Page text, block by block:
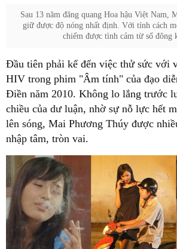
Sau 13 năm đăng quang Hoa hậu Việt Nam,
giữ được độ nóng nhất định. Với tính cách
chiếm được tình cảm từ số đông
Đầu tiên phải kể đến việc thử sức với
HIV trong phim "Âm tính" của đạo
Điền năm 2010. Không lo lắng trước
chiều của dư luận, nhờ sự nỗ lực hết
lên sóng, Mai Phương Thúy được
nhập tâm, tròn vai.